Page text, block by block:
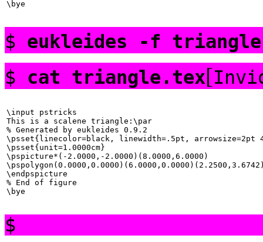
$ eukleides -f
$ cat triangle.tex[
\input pstricks
This is a scalene triangle:\par
% Generated by eukleides 0.9.2
\psset{linecolor=black, linewidth=.5pt, arrowsize=2pt
\psset{unit=1.0000cm}
\pspicture*(-2.0000,-2.0000)(8.0000,6.0000)
\endpspicture
% End of figure
$